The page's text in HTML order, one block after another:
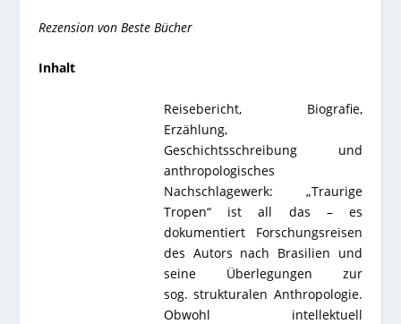
Rezension von Beste Bücher
Inhalt
Reisebericht, Biografie,
Erzählung,
Geschichtsschreibung und
anthropologisches
Nachschlagewerk: „Traurige
Tropen“ ist all das – es
dokumentiert Forschungsreisen
des Autors nach Brasilien und
seine Überlegungen zur
sog. strukturalen Anthropologie.
Obwohl intellektuell